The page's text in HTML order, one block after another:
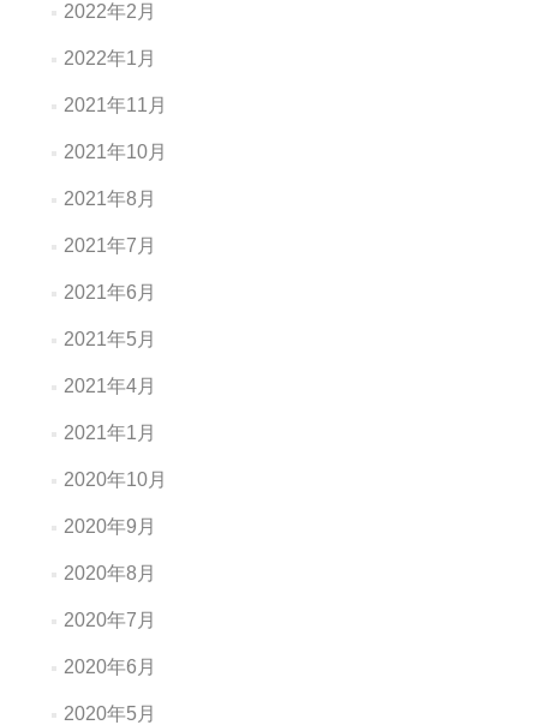
2022年2月
2022年1月
2021年11月
2021年10月
2021年8月
2021年7月
2021年6月
2021年5月
2021年4月
2021年1月
2020年10月
2020年9月
2020年8月
2020年7月
2020年6月
2020年5月